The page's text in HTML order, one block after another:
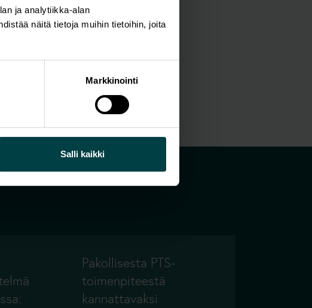
ja analytiikka-alan
näitä tietoja muihin tietoihin, joita
Markkinointi
Salli kaikki
Pakollisesta PTS-
toimenpiteestä
kannattavaksi